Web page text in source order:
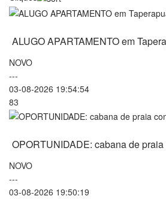
ALUGO APARTAMENTO em
NOVO
---
03-08-2026 19:54:54
83
OPORTUNIDADE: cabana de praia
NOVO
---
03-08-2026 19:50:19